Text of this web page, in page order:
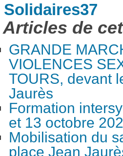
Solidaires37
Articles de
GRANDE
VIOLENCES
TOURS, devant
Jaurès
Formation
et 13 octobre
Mobilisation du
place Jean